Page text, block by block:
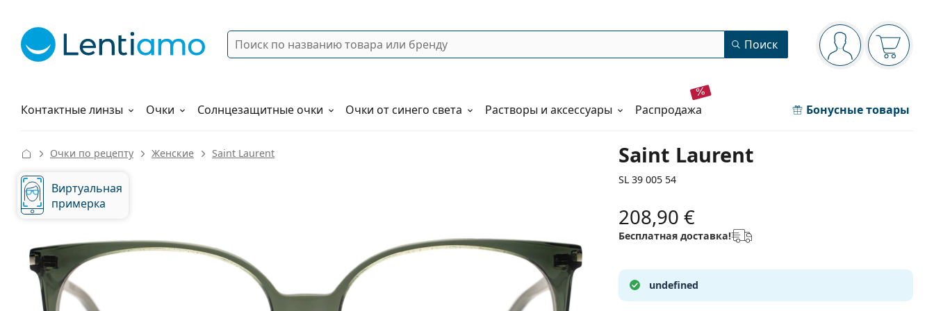
Панель навигации
Вы вошли вВаша
Поиск Поиск
Контактные линзы
Растворы Очки Солнцезащитные очки Очки от синего света Растворы и аксессуары распродажа Бонусные товары
Как заказать
Saint Laurent
SL 39 005 54
Очки по рецепту Женские Saint Laurent
Виртуальная
примерка
208,90 €
Бесплатная доставка!
undefined